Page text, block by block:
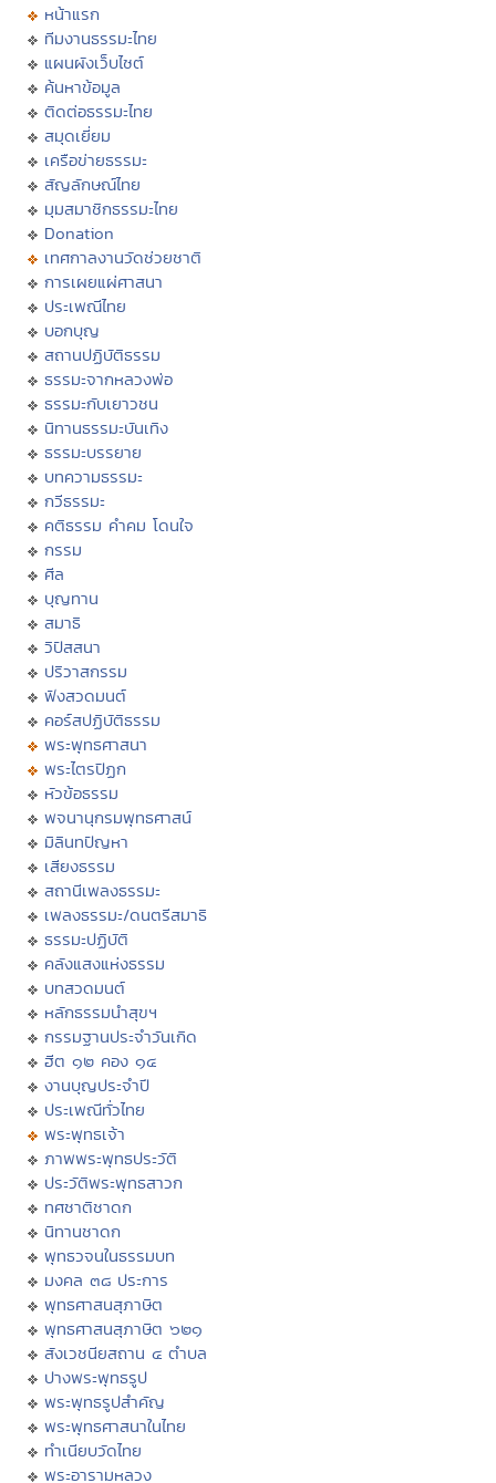
หน้าแรก
ทีมงานธรรมะไทย
แผนผังเว็บไซต์
ค้นหาข้อมูล
ติดต่อธรรมะไทย
สมุดเยี่ยม
เครือข่ายธรรมะ
สัญลักษณ์ไทย
มุมสมาชิกธรรมะไทย
Donation
เทศกาลงานวัดช่วยชาติ
การเผยแผ่ศาสนา
ประเพณีไทย
บอกบุญ
สถานปฏิบัติธรรม
ธรรมะจากหลวงพ่อ
ธรรมะกับเยาวชน
นิทานธรรมะบันเทิง
ธรรมะบรรยาย
บทความธรรมะ
กวีธรรมะ
คติธรรม คำคม โดนใจ
กรรม
ศีล
บุญทาน
สมาธิ
วิปัสสนา
ปริวาสกรรม
ฟังสวดมนต์
คอร์สปฏิบัติธรรม
พระพุทธศาสนา
พระไตรปิฏก
หัวข้อธรรม
พจนานุกรมพุทธศาสน์
มิลินทปัญหา
เสียงธรรม
สถานีเพลงธรรมะ
เพลงธรรมะ/ดนตรีสมาธิ
ธรรมะปฏิบัติ
คลังแสงแห่งธรรม
บทสวดมนต์
หลักธรรมนำสุขฯ
กรรมฐานประจำวันเกิด
ฮีต ๑๒ คอง ๑๔
งานบุญประจำปี
ประเพณีทั่วไทย
พระพุทธเจ้า
ภาพพระพุทธประวัติ
ประวัติพระพุทธสาวก
ทศชาติชาดก
นิทานชาดก
พุทธวจนในธรรมบท
มงคล ๓๘ ประการ
พุทธศาสนสุภาษิต
พุทธศาสนสุภาษิต ๖๒๑
สังเวชนียสถาน ๔ ตำบล
ปางพระพุทธรูป
พระพุทธรูปสำคัญ
พระพุทธศาสนาในไทย
ทำเนียบวัดไทย
พระอารามหลวง